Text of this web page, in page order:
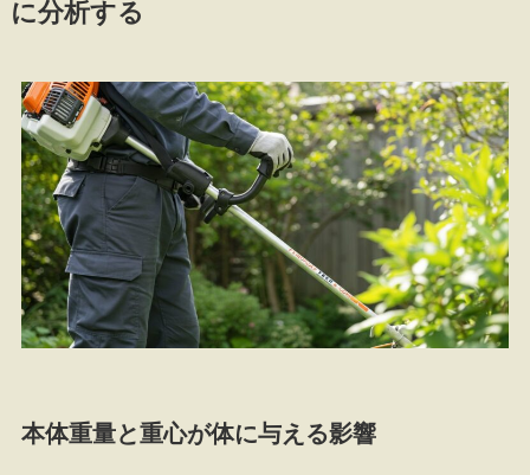
に分析する
本体重量と重心が体に与える影響